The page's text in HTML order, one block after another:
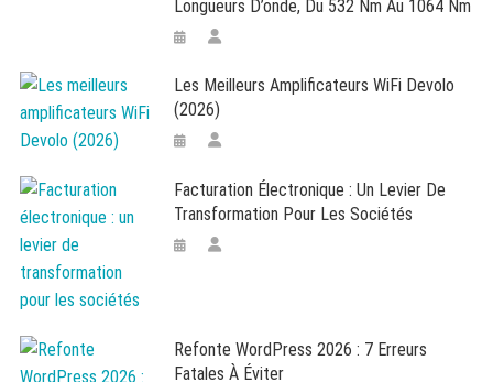
Longueurs D’onde, Du 532 Nm Au 1064 Nm
Les Meilleurs Amplificateurs WiFi Devolo
(2026)
Facturation Électronique : Un Levier De
Transformation Pour Les Sociétés
Refonte WordPress 2026 : 7 Erreurs
Fatales À Éviter